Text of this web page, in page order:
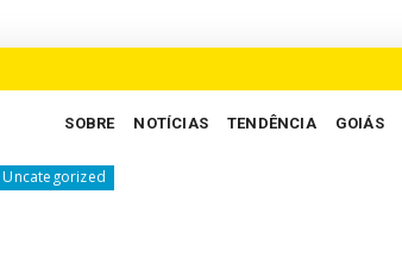
SOBRE NOTÍCIAS TENDÊNCIA GOIÁS
Eita, trem bão! Arraiá do Comprexo vem aí!